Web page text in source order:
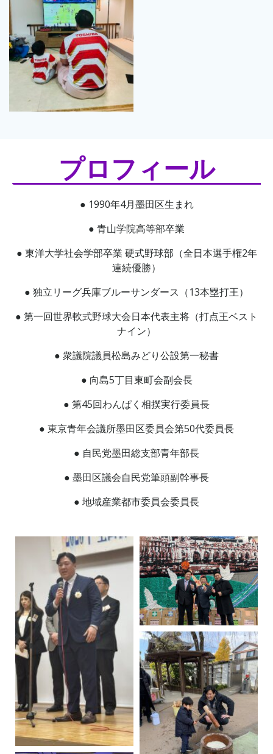
プロフィール
● 1990年4月墨田区生まれ
● 青山学院高等部卒業
● 東洋大学社会学部卒業 硬式野球部（全日本選手権2年
連続優勝）
● 独立リーグ兵庫ブルーサンダース（13本塁打王）
● 第一回世界軟式野球大会日本代表主将（打点王ベスト
ナイン）
● 衆議院議員松島みどり公設第一秘書
● 向島5丁目東町会副会長
● 第45回わんぱく相撲実行委員長
● 東京青年会議所墨田区委員会第50代委員長
● 自民党墨田総支部青年部長
● 墨田区議会自民党筆頭副幹事長
● 地域産業都市委員会委員長